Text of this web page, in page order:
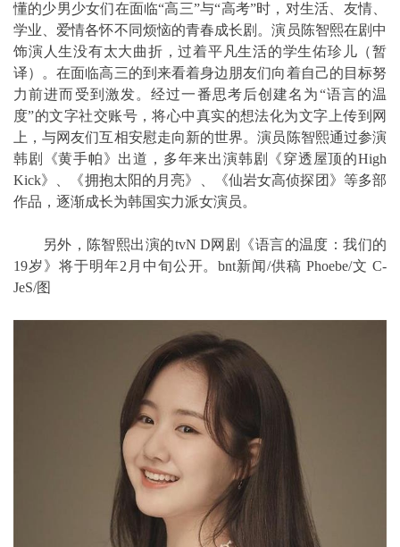
懂的少男少女们在面临“高三”与“高考”时，对生活、友情、
学业、爱情各怀不同烦恼的青春成长剧。演员陈智熙在剧中
饰演人生没有太大曲折，过着平凡生活的学生佑珍儿（暂
译）。在面临高三的到来看着身边朋友们向着自己的目标努
力前进而受到激发。经过一番思考后创建名为“语言的温
度”的文字社交账号，将心中真实的想法化为文字上传到网
上，与网友们互相安慰走向新的世界。演员陈智熙通过参演
韩剧《黄手帕》出道，多年来出演韩剧《穿透屋顶的High
Kick》、《拥抱太阳的月亮》、《仙岩女高侦探团》等多部
作品，逐渐成长为韩国实力派女演员。
另外，陈智熙出演的tvN D网剧《语言的温度：我们的
19岁》将于明年2月中旬公开。bnt新闻/供稿 Phoebe/文 C-
JeS/图